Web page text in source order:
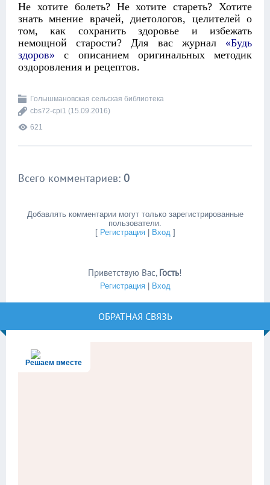
Не хотите болеть? Не хотите стареть? Хотите
знать мнение врачей, диетологов, целителей о
том, как сохранить здоровье и избежать
немощной старости? Для вас журнал «Будь
здоров» с описанием оригинальных методик
оздоровления и рецептов.
Голышмановская сельская библиотека
cbs72-cpi1 (15.09.2016)
621
Всего комментариев: 0
Добавлять комментарии могут только зарегистрированные
пользователи.
[ Регистрация| Вход]
Приветствую Вас, Гость!
Регистрация| Вход
ОБРАТНАЯ СВЯЗЬ
Решаем вместе